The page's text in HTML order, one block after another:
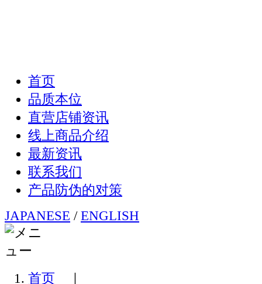
首页
品质本位
直营店铺资讯
线上商品介绍
最新资讯
联系我们
产品防伪的对策
JAPANESE / ENGLISH
首页